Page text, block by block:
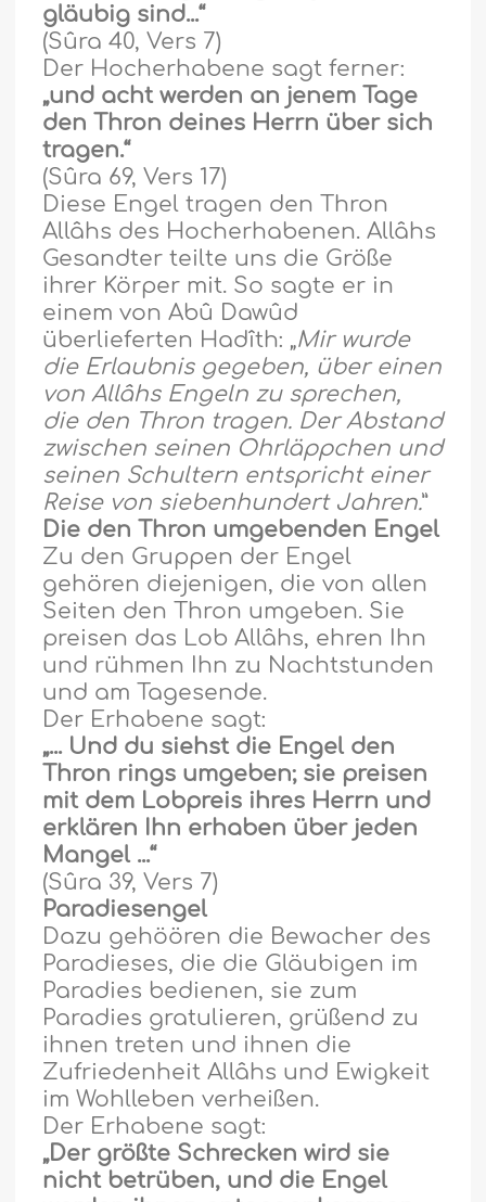
gläubig sind...“
(Sûra 40, Vers 7)
Der Hocherhabene sagt ferner:
„und acht werden an jenem Tage
den Thron deines Herrn über sich
tragen.“
(Sûra 69, Vers 17)
Diese Engel tragen den Thron
Allâhs des Hocherhabenen. Allâhs
Gesandter teilte uns die Größe
ihrer Körper mit. So sagte er in
einem von Abû Dawûd
überlieferten Hadîth: „Mir wurde
die Erlaubnis gegeben, über einen
von Allâhs Engeln zu sprechen,
die den Thron tragen. Der Abstand
zwischen seinen Ohrläppchen und
seinen Schultern entspricht einer
Reise von siebenhundert Jahren.”
Die den Thron umgebenden Engel
Zu den Gruppen der Engel
gehören diejenigen, die von allen
Seiten den Thron umgeben. Sie
preisen das Lob Allâhs, ehren Ihn
und rühmen Ihn zu Nachtstunden
und am Tagesende.
Der Erhabene sagt:
„... Und du siehst die Engel den
Thron rings umgeben; sie preisen
mit dem Lobpreis ihres Herrn und
erklären Ihn erhaben über jeden
Mangel ...“
(Sûra 39, Vers 7)
Paradiesengel
Dazu gehöören die Bewacher des
Paradieses, die die Gläubigen im
Paradies bedienen, sie zum
Paradies gratulieren, grüßend zu
ihnen treten und ihnen die
Zufriedenheit Allâhs und Ewigkeit
im Wohlleben verheißen.
Der Erhabene sagt:
„Der größte Schrecken wird sie
nicht betrüben, und die Engel